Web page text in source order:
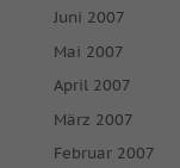
Juni 2007
Mai 2007
April 2007
März 2007
Februar 2007